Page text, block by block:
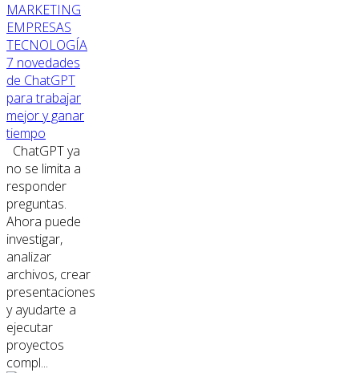
MARKETING
EMPRESAS
TECNOLOGÍA
7 novedades
de ChatGPT
para trabajar
mejor y ganar
tiempo
ChatGPT ya
no se limita a
responder
preguntas.
Ahora puede
investigar,
analizar
archivos, crear
presentaciones
y ayudarte a
ejecutar
proyectos
compl...